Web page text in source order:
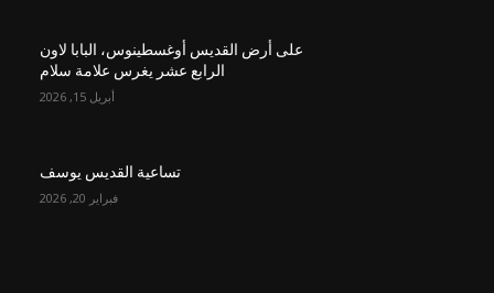
على أرض القديس أوغسطينوس، البابا لاون
الرابع عشر يغرس علامة سلام
أبريل 15, 2026
تساعية القديس يوسف
فبراير 20, 2026